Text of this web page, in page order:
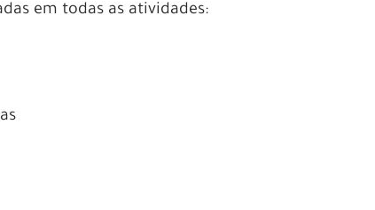
em todas as atividades: